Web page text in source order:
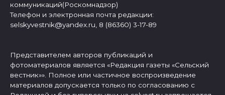
коммуникаций(Роскомнадзор)
Телефон и электронная почта редакции:
selskyvestnik@yandex.ru, 8 (86360) 3-17-89
Представителем авторов публикаций и
фотоматериалов является «Редакция газеты «Сельский
вестник»». Полное или частичное воспроизведение
материалов допускается только по согласованию с